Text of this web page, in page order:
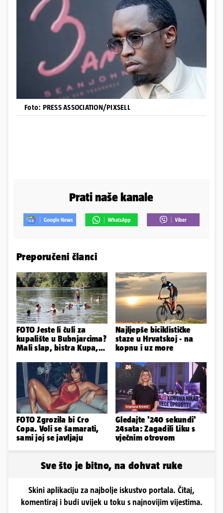
Foto: PRESS ASSOCIATION/PIXSELL
Prati naše kanale
Preporučeni članci
FOTO Jeste li čuli za
kupalište u Bubnjarcima?
Mali slap, bistra Kupa,
idila!
Najljepše biciklističke
staze u Hrvatskoj - na
kopnu i uz more
FOTO Zgrozila bi Cro
Copa. Voli se šamarati,
sami joj se javljaju
Gledajte '240 sekundi'
24sata: Zagadili Liku s
vječnim otrovom
Sve što je bitno, na dohvat ruke
Skini aplikaciju za najbolje iskustvo portala. Čitaj,
komentiraj i budi uvijek u toku s najnovijim vijestima.